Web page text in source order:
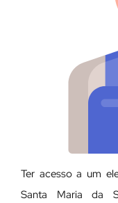
Ter acesso a um
Santa Maria da